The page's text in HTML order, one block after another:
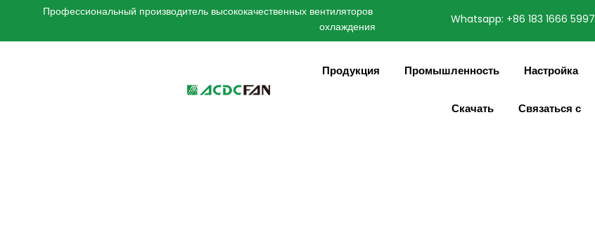
We've detected you might be speaking a different
language. Do you want to change to:
Профессиональный производитель высококачественных вентиляторов
охлаждения
Whatsapp: +86 183 1666 5997
Продукция Промышленность Настройка
Скачать Связаться с